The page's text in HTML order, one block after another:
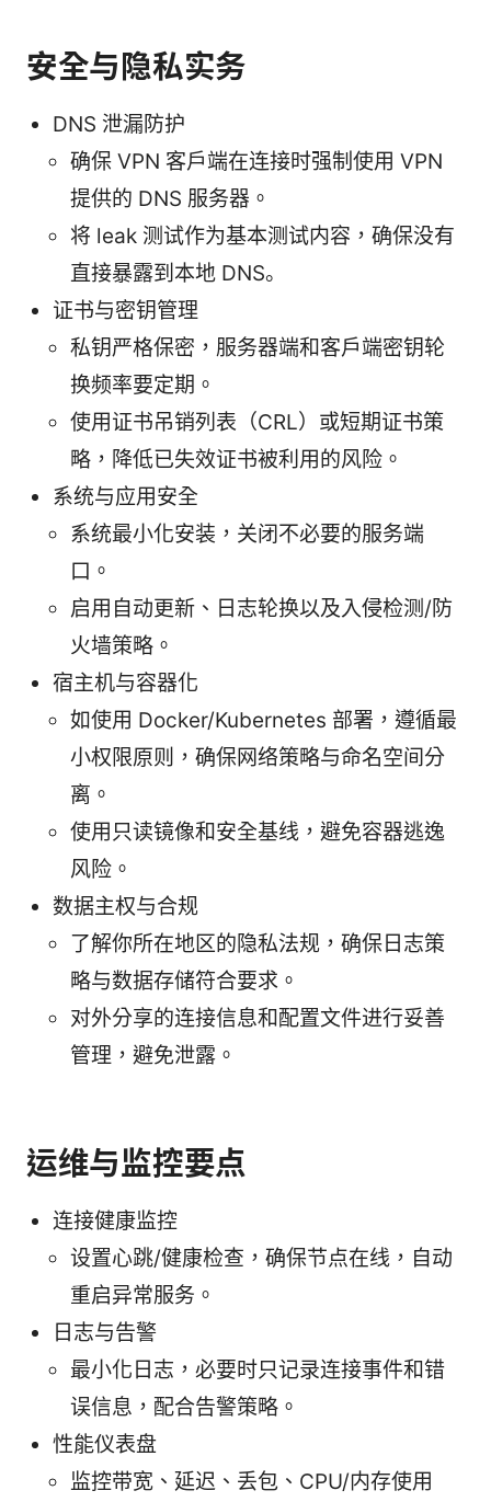
安全与隐私实务
DNS 泄漏防护
确保 VPN 客户端在连接时强制使用 VPN
提供的 DNS 服务器。
将 leak 测试作为基本测试内容，确保没有
直接暴露到本地 DNS。
证书与密钥管理
私钥严格保密，服务器端和客户端密钥轮
换频率要定期。
使用证书吊销列表（CRL）或短期证书策
略，降低已失效证书被利用的风险。
系统与应用安全
系统最小化安装，关闭不必要的服务端
口。
启用自动更新、日志轮换以及入侵检测/防
火墙策略。
宿主机与容器化
如使用 Docker/Kubernetes 部署，遵循最
小权限原则，确保网络策略与命名空间分
离。
使用只读镜像和安全基线，避免容器逃逸
风险。
数据主权与合规
了解你所在地区的隐私法规，确保日志策
略与数据存储符合要求。
对外分享的连接信息和配置文件进行妥善
管理，避免泄露。
运维与监控要点
连接健康监控
设置心跳/健康检查，确保节点在线，自动
重启异常服务。
日志与告警
最小化日志，必要时只记录连接事件和错
误信息，配合告警策略。
性能仪表盘
监控带宽、延迟、丢包、CPU/内存使用